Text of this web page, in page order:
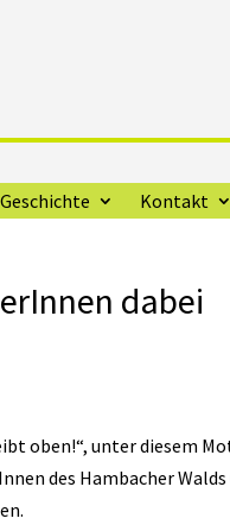
Geschichte Kontakt
dabei
oben!“, unter diesem
des Hambacher